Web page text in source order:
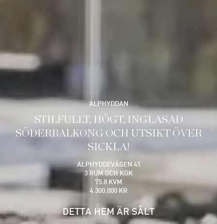
ALPHYDDAN
STILFULLT, HÖGT, INGLASAD
SÖDERBALKONG OCH UTSIKT ÖVER
SICKLA!
ALPHYDDEVÄGEN 41
3 RUM OCH KÖK
75.8 KVM
4.300.000 KR
DETTA HEM ÄR SÅLT